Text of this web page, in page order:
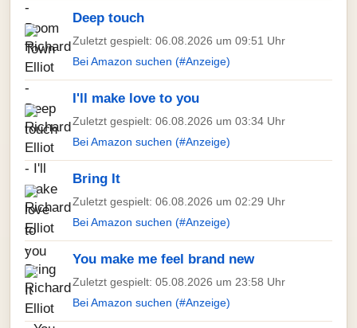
Deep touch
Zuletzt gespielt: 06.08.2026 um 09:51 Uhr
Bei Amazon suchen (#Anzeige)
I'll make love to you
Zuletzt gespielt: 06.08.2026 um 03:34 Uhr
Bei Amazon suchen (#Anzeige)
Bring It
Zuletzt gespielt: 06.08.2026 um 02:29 Uhr
Bei Amazon suchen (#Anzeige)
You make me feel brand new
Zuletzt gespielt: 05.08.2026 um 23:58 Uhr
Bei Amazon suchen (#Anzeige)